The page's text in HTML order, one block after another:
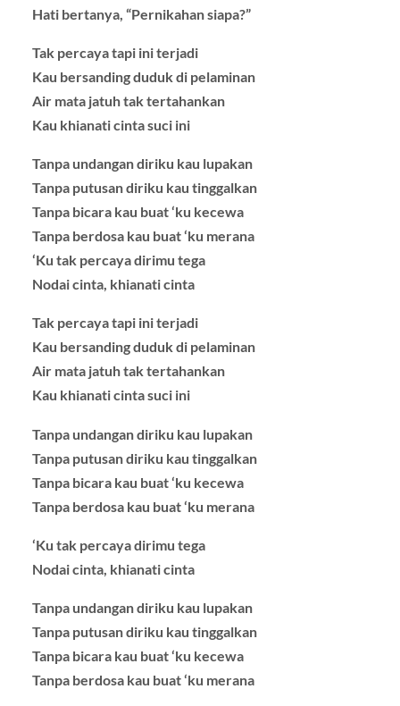
Hati bertanya, “Pernikahan siapa?”
Tak percaya tapi ini terjadi
Kau bersanding duduk di pelaminan
Air mata jatuh tak tertahankan
Kau khianati cinta suci ini
Tanpa undangan diriku kau lupakan
Tanpa putusan diriku kau tinggalkan
Tanpa bicara kau buat ‘ku kecewa
Tanpa berdosa kau buat ‘ku merana
‘Ku tak percaya dirimu tega
Nodai cinta, khianati cinta
Tak percaya tapi ini terjadi
Kau bersanding duduk di pelaminan
Air mata jatuh tak tertahankan
Kau khianati cinta suci ini
Tanpa undangan diriku kau lupakan
Tanpa putusan diriku kau tinggalkan
Tanpa bicara kau buat ‘ku kecewa
Tanpa berdosa kau buat ‘ku merana
‘Ku tak percaya dirimu tega
Nodai cinta, khianati cinta
Tanpa undangan diriku kau lupakan
Tanpa putusan diriku kau tinggalkan
Tanpa bicara kau buat ‘ku kecewa
Tanpa berdosa kau buat ‘ku merana